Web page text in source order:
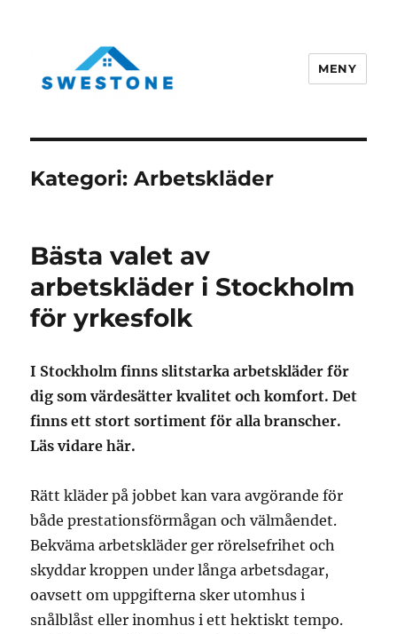
MENY
Kategori:Arbetskläder
Bästa valet av
arbetskläder i Stockholm
för yrkesfolk
I Stockholm finns slitstarka arbetskläder för
dig som värdesätter kvalitet och komfort. Det
finns ett stort sortiment för alla branscher.
Läs vidare här.
Rätt kläder på jobbet kan vara avgörande för
både prestationsförmågan och välmåendet.
Bekväma arbetskläder ger rörelsefrihet och
skyddar kroppen under långa arbetsdagar,
oavsett om uppgifterna sker utomhus i
snålblåst eller inomhus i ett hektiskt tempo.